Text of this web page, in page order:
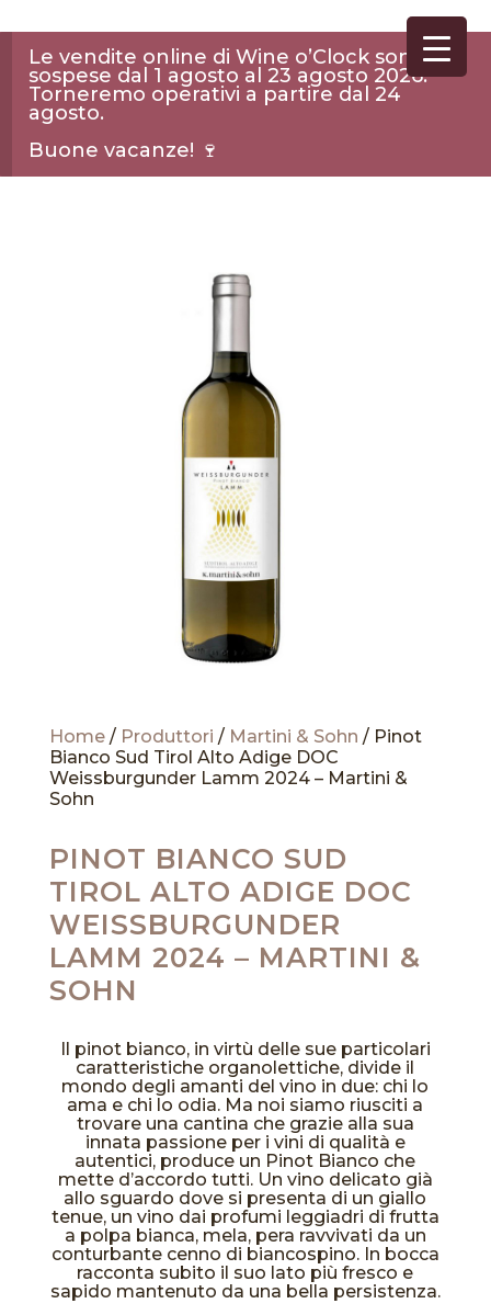
Le vendite online di Wine o’Clock sono
sospese dal 1 agosto al 23 agosto 2026.
Torneremo operativi a partire dal 24
agosto.
Buone vacanze! 🍷
Home/ Produttori / Martini & Sohn / Pinot
Bianco Sud Tirol Alto Adige DOC
Weissburgunder Lamm 2024 – Martini &
Sohn
PINOT BIANCO SUD
TIROL ALTO ADIGE DOC
WEISSBURGUNDER
LAMM 2024 – MARTINI &
SOHN
Il pinot bianco, in virtù delle sue particolari
caratteristiche organolettiche, divide il
mondo degli amanti del vino in due: chi lo
ama e chi lo odia. Ma noi siamo riusciti a
trovare una cantina che grazie alla sua
innata passione per i vini di qualità e
autentici, produce un Pinot Bianco che
mette d’accordo tutti. Un vino delicato già
allo sguardo dove si presenta di un giallo
tenue, un vino dai profumi leggiadri di frutta
a polpa bianca, mela, pera ravvivati da un
conturbante cenno di biancospino. In bocca
racconta subito il suo lato più fresco e
sapido mantenuto da una bella persistenza.